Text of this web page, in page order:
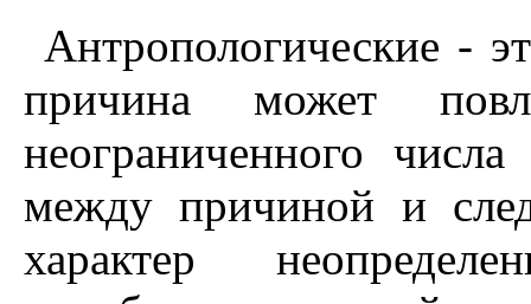
Антропологические -
причина может
неограниченного
между причиной и
характер